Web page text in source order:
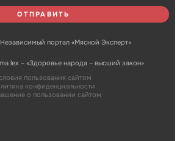
портал «Мясной Эксперт»
lex – «Здоровье народа – высший закон»
пользования сайтом
конфиденциальности
о пользовании сайтом